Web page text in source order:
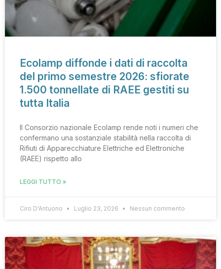
Ecolamp diffonde i dati di raccolta
del primo semestre 2026: sfiorate
1.500 tonnellate di RAEE gestiti su
tutta Italia
Il Consorzio nazionale Ecolamp rende noti i numeri che
confermano una sostanziale stabilità nella raccolta di
Rifiuti di Apparecchiature Elettriche ed Elettroniche
(RAEE) rispetto allo
LEGGI TUTTO »
Ciro D'Antuono Luglio 23, 2026 Nessun commento